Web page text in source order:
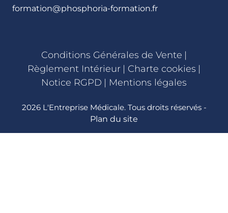
formation@phosphoria-formation.fr
Conditions Générales de Vente |
Règlement Intérieur | Charte cookies |
Notice RGPD | Mentions légales
2026 L'Entreprise Médicale. Tous droits réservés -
Plan du site